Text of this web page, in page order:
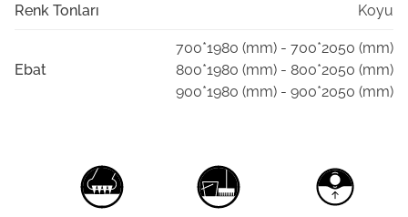
Renk Tonları Koyu
Ebat
700*1980 (mm) - 700*2050 (mm)
800*1980 (mm) - 800*2050 (mm)
900*1980 (mm) - 900*2050 (mm)